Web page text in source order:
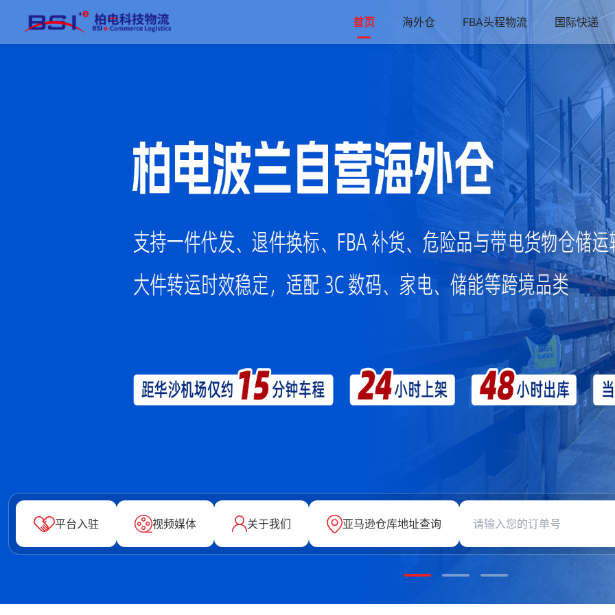
首页 海外仓 FBA头程物流 国际快递
平台入驻 视频媒体 关于我们 亚马逊仓库地址查询